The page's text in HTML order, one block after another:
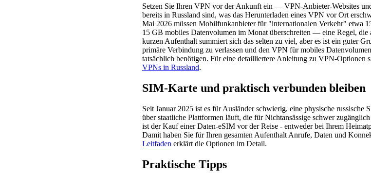
Setzen Sie Ihren VPN vor der Ankunft ein — VPN-Anbieter-Websites
bereits in Russland sind, was das Herunterladen eines VPN vor Ort
Mai 2026 müssen Mobilfunkanbieter für "internationalen Verkehr" etwa
15 GB mobiles Datenvolumen im Monat überschreiten — eine Regel,
kurzen Aufenthalt summiert sich das selten zu viel, aber es ist ein guter
primäre Verbindung zu verlassen und den VPN für mobiles
tatsächlich benötigen. Für eine detailliertere Anleitung zu VPN-Optionen
VPNs in Russland.
SIM-Karte und praktisch verbunden bleiben
Seit Januar 2025 ist es für Ausländer schwierig, eine physische
über staatliche Plattformen läuft, die für Nichtansässige schwer
ist der Kauf einer Daten-eSIM vor der Reise - entweder bei Ihrem
Damit haben Sie für Ihren gesamten Aufenthalt Anrufe, Daten und
Leitfaden erklärt die Optionen im Detail.
Praktische Tipps